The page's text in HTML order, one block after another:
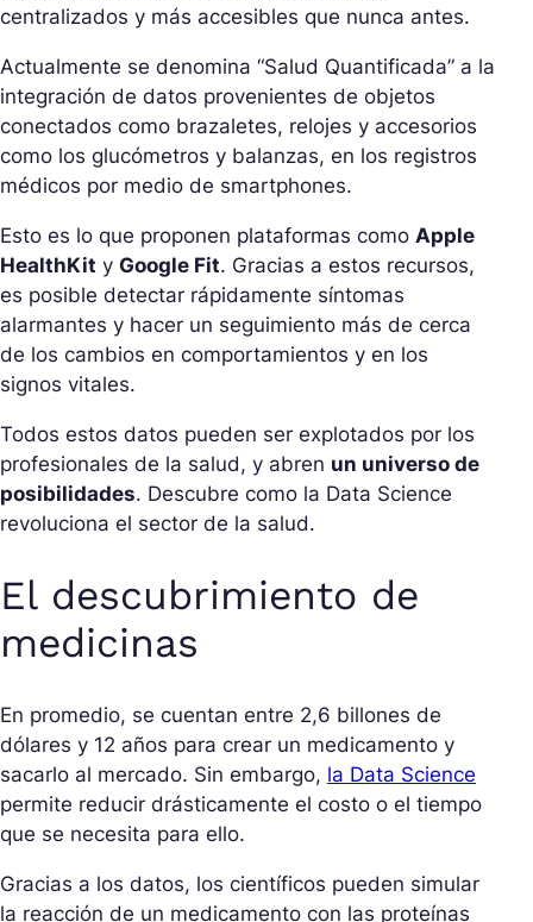
centralizados y más accesibles que nunca antes.
Actualmente se denomina “Salud Quantificada” a la
integración de datos provenientes de objetos
conectados como brazaletes, relojes y accesorios
como los glucómetros y balanzas, en los registros
médicos por medio de smartphones.
Esto es lo que proponen plataformas como Apple
HealthKit y Google Fit. Gracias a estos recursos,
es posible detectar rápidamente síntomas
alarmantes y hacer un seguimiento más de cerca
de los cambios en comportamientos y en los
signos vitales.
Todos estos datos pueden ser explotados por los
profesionales de la salud, y abren un universo de
posibilidades. Descubre como la Data Science
revoluciona el sector de la salud.
El descubrimiento de
medicinas
En promedio, se cuentan entre 2,6 billones de
dólares y 12 años para crear un medicamento y
sacarlo al mercado. Sin embargo, la Data Science
permite reducir drásticamente el costo o el tiempo
que se necesita para ello.
Gracias a los datos, los científicos pueden simular
la reacción de un medicamento con las proteínas